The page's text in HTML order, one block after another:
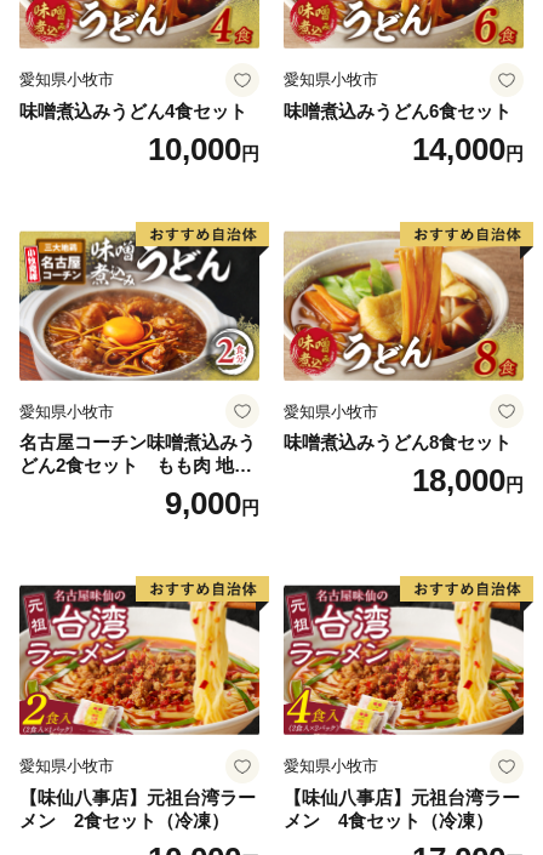
愛知県小牧市
味噌煮込みうどん4食セット
10,000円
愛知県小牧市
味噌煮込みうどん6食セット
14,000円
愛知県小牧市
名古屋コーチン味噌煮込みう
どん2食セット もも肉 地鶏
9,000円
愛知県小牧市
味噌煮込みうどん8食セット
18,000円
愛知県小牧市
【味仙八事店】元祖台湾ラー
メン 2食セット（冷凍）
愛知県小牧市
【味仙八事店】元祖台湾ラー
メン 4食セット（冷凍）